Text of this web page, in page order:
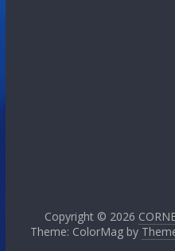
Copyright © 2026
Theme: ColorMag by